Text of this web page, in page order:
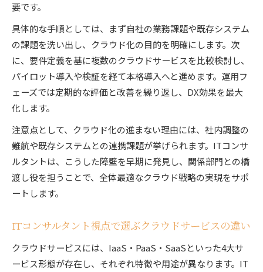
要です。
具体的な手順としては、まず自社の業務課題や既存システム
の課題を洗い出し、クラウド化の目的を明確にします。次
に、要件定義を基に複数のクラウドサービスを比較検討し、
パイロット導入や検証を経て本格導入へと進めます。運用フ
ェーズでは定期的な評価と改善を繰り返し、DX効果を最大
化します。
注意点として、クラウド化の進まない理由には、社内調整の
難航や既存システムとの連携課題が挙げられます。ITコンサ
ルタントは、こうした障壁を早期に発見し、関係部門との橋
渡し役を担うことで、全体最適なクラウド戦略の実現をサポ
ートします。
ITコンサルタント視点で選ぶクラウドサービスの違い
クラウドサービスには、IaaS・PaaS・SaaSといった4大サ
ービス形態が存在し、それぞれ特徴や用途が異なります。IT